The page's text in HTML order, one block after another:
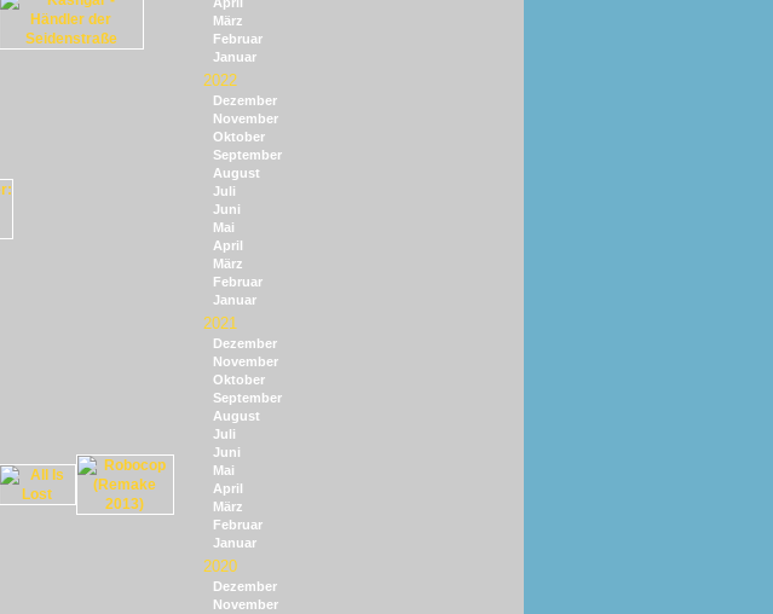
März
Februar
Januar
2022
Dezember
November
Oktober
September
August
Juli
Juni
Mai
April
März
Februar
Januar
2021
Dezember
November
Oktober
September
August
Juli
Juni
Mai
April
März
Februar
Januar
2020
Dezember
November